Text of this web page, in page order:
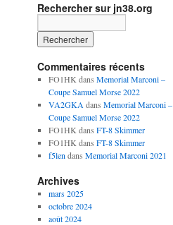
Rechercher sur jn38.org
Commentaires récents
FO1HK dans Memorial Marconi –
Coupe Samuel Morse 2022
VA2GKA dans Memorial Marconi –
Coupe Samuel Morse 2022
FO1HK dans FT-8 Skimmer
FO1HK dans FT-8 Skimmer
f5len dans Memorial Marconi 2021
Archives
mars 2025
octobre 2024
août 2024